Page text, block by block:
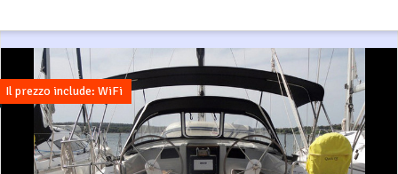
Il prezzo include: WiFi